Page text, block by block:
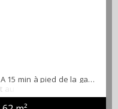
15 min à pied de la gare,
1 er étage offrant une
3 ème chambre possible